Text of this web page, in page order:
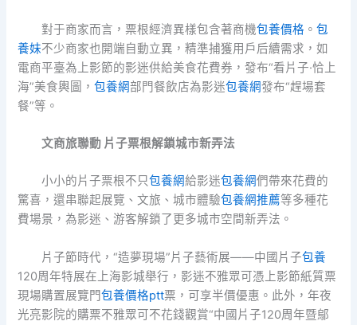
對于商家而言，票根經濟異樣包含著商機包養價格 。 包
養妹不少商家也開端自動立異，精準捕獲用戶后續需求，如
電商平臺為上影節的影迷供給美食花費券，發布“看片子·恰上
海”美食輿圖，包養網部門餐飲店為影迷包養網發布“趕場套
餐”等。
文商旅聯動 片子票根解鎖城市新弄法
小小的片子票根不只包養網給影迷包養網們帶來花費的
驚喜，還串聯起展覽、文旅、城市體驗包養網推薦等多種花
費場景，為影迷、游客解鎖了更多城市空間新弄法。
片子節時代，“造夢現場”片子藝術展——中國片子包養
120周年特展在上海影城舉行，影迷不雅眾可憑上影節紙質票
現場購置展覽門包養價格ptt票，可享半價優惠。此外，年夜
光亮影院的購票不雅眾可不花錢觀賞“中國片子120周年暨鄔